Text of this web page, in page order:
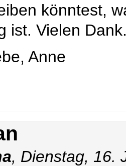
könntest,
ist. Vielen
Anne
, Dienstag, 16.